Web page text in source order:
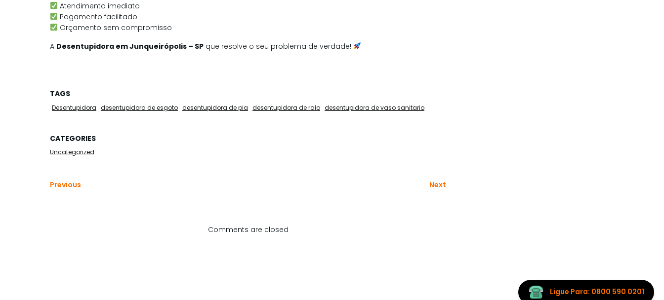
Atendimento imediato
Pagamento facilitado
Orçamento sem compromisso
A Desentupidora em Junqueirópolis – SP que resolve o seu problema de verdade!
Ligue Para: 0800 590 0201
TAGS
Desentupidora desentupidora de esgoto desentupidora de pia desentupidora de ralo desentupidora de vaso sanitario
CATEGORIES
Uncategorized
Previous Next
Comments are closed